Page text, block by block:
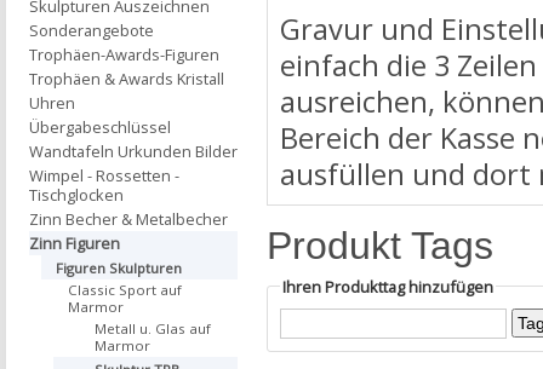
Gravur und
einfach die 3
ausreichen,
Bereich der Kasse
ausfüllen und dort
Produkt Tags
Ihren Produkttag hinzufügen
Skulpturen Auszeichnen
Sonderangebote
Trophäen-Awards-Figuren
Trophäen & Awards Kristall
Uhren
Übergabeschlüssel
Wandtafeln Urkunden Bilder
Wimpel - Rossetten -
Tischglocken
Zinn Becher & Metalbecher
Zinn Figuren
Figuren Skulpturen
Classic Sport auf
Marmor
Metall u. Glas auf
Marmor